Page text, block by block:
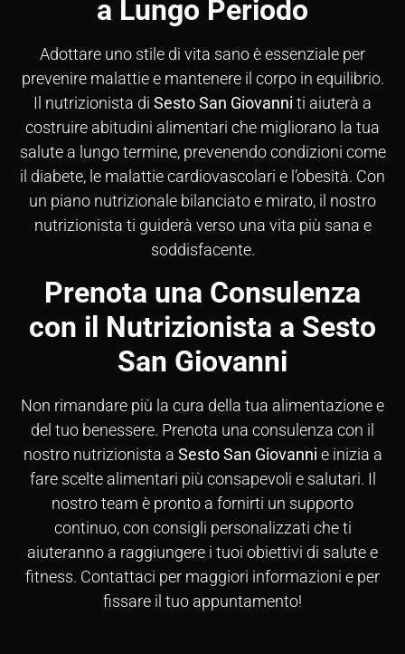
a Lungo Periodo
Adottare uno stile di vita sano è essenziale per
prevenire malattie e mantenere il corpo in equilibrio.
Il nutrizionista di Sesto San Giovanni ti aiuterà a
costruire abitudini alimentari che migliorano la tua
salute a lungo termine, prevenendo condizioni come
il diabete, le malattie cardiovascolari e l’obesità. Con
un piano nutrizionale bilanciato e mirato, il nostro
nutrizionista ti guiderà verso una vita più sana e
soddisfacente.
Prenota una Consulenza
con il Nutrizionista a Sesto
San Giovanni
Non rimandare più la cura della tua alimentazione e
del tuo benessere. Prenota una consulenza con il
nostro nutrizionista a Sesto San Giovanni e inizia a
fare scelte alimentari più consapevoli e salutari. Il
nostro team è pronto a fornirti un supporto
continuo, con consigli personalizzati che ti
aiuteranno a raggiungere i tuoi obiettivi di salute e
fitness. Contattaci per maggiori informazioni e per
fissare il tuo appuntamento!